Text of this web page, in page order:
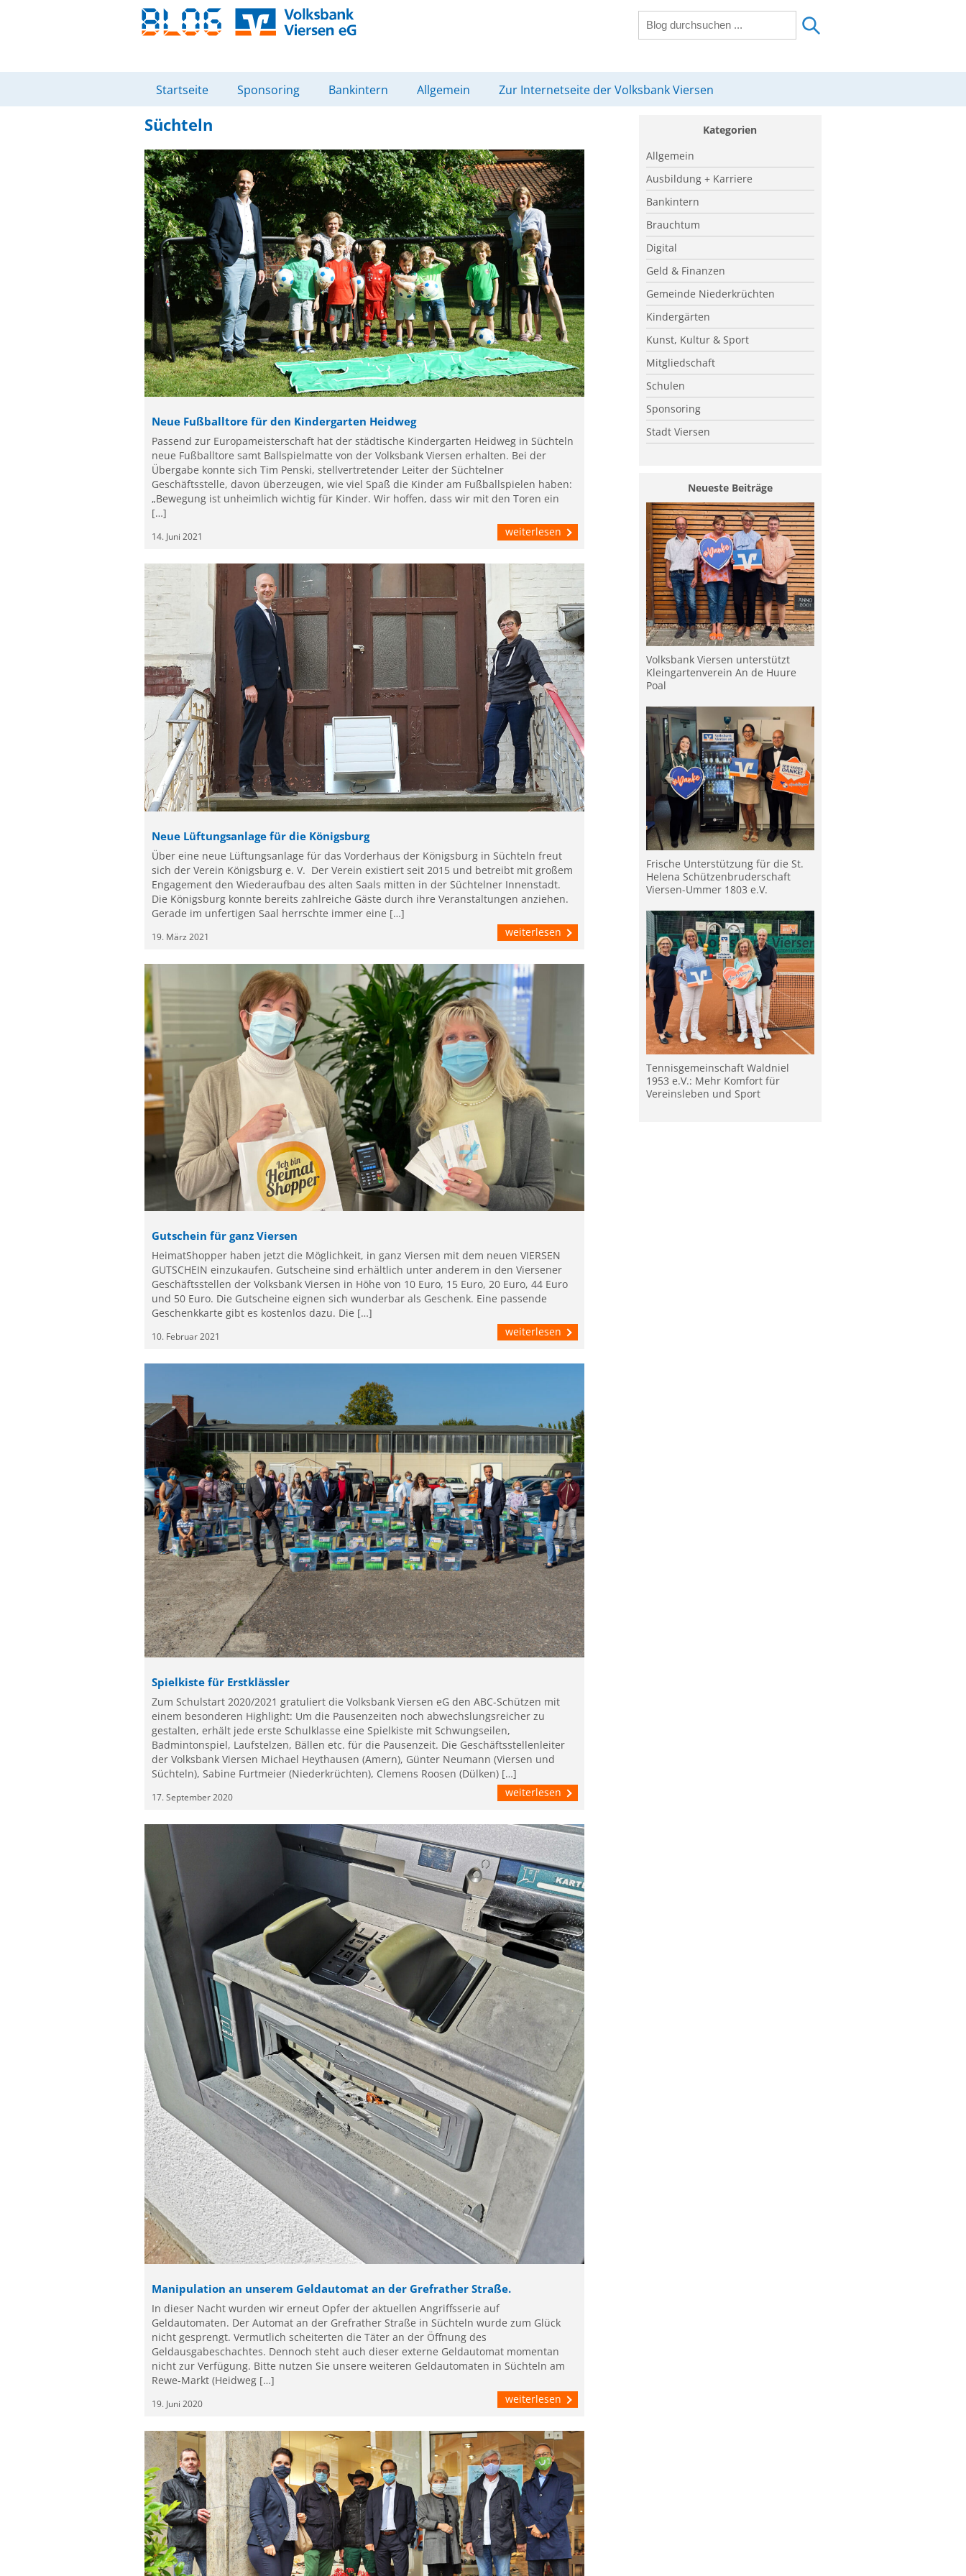
Startseite Sponsoring Bankintern Allgemein Zur Internetseite der Volksbank Viersen
Süchteln
Neue Fußballtore für den Kindergarten Heidweg
Passend zur Europameisterschaft hat der städtische Kindergarten Heidweg in Süchteln
neue Fußballtore samt Ballspielmatte von der Volksbank Viersen erhalten. Bei der
Übergabe konnte sich Tim Penski, stellvertretender Leiter der Süchtelner
Geschäftsstelle, davon überzeugen, wie viel Spaß die Kinder am Fußballspielen haben:
„Bewegung ist unheimlich wichtig für Kinder. Wir hoffen, dass wir mit den Toren ein
[…]
14. Juni 2021 weiterlesen
Neue Lüftungsanlage für die Königsburg
Über eine neue Lüftungsanlage für das Vorderhaus der Königsburg in Süchteln freut
sich der Verein Königsburg e. V. Der Verein existiert seit 2015 und betreibt mit großem
Engagement den Wiederaufbau des alten Saals mitten in der Süchtelner Innenstadt.
Die Königsburg konnte bereits zahlreiche Gäste durch ihre Veranstaltungen anziehen.
Gerade im unfertigen Saal herrschte immer eine […]
19. März 2021 weiterlesen
Gutschein für ganz Viersen
HeimatShopper haben jetzt die Möglichkeit, in ganz Viersen mit dem neuen VIERSEN
GUTSCHEIN einzukaufen. Gutscheine sind erhältlich unter anderem in den Viersener
Geschäftsstellen der Volksbank Viersen in Höhe von 10 Euro, 15 Euro, 20 Euro, 44 Euro
und 50 Euro. Die Gutscheine eignen sich wunderbar als Geschenk. Eine passende
Geschenkkarte gibt es kostenlos dazu. Die […]
10. Februar 2021 weiterlesen
Spielkiste für Erstklässler
Zum Schulstart 2020/2021 gratuliert die Volksbank Viersen eG den ABC-Schützen mit
einem besonderen Highlight: Um die Pausenzeiten noch abwechslungsreicher zu
gestalten, erhält jede erste Schulklasse eine Spielkiste mit Schwungseilen,
Badmintonspiel, Laufstelzen, Bällen etc. für die Pausenzeit. Die Geschäftsstellenleiter
der Volksbank Viersen Michael Heythausen (Amern), Günter Neumann (Viersen und
Süchteln), Sabine Furtmeier (Niederkrüchten), Clemens Roosen (Dülken) […]
17. September 2020 weiterlesen
Manipulation an unserem Geldautomat an der Grefrather Straße.
In dieser Nacht wurden wir erneut Opfer der aktuellen Angriffsserie auf
Geldautomaten. Der Automat an der Grefrather Straße in Süchteln wurde zum Glück
nicht gesprengt. Vermutlich scheiterten die Täter an der Öffnung des
Geldausgabeschachtes. Dennoch steht auch dieser externe Geldautomat momentan
nicht zur Verfügung. Bitte nutzen Sie unsere weiteren Geldautomaten in Süchteln am
Rewe-Markt (Heidweg […]
19. Juni 2020 weiterlesen
Kategorien
Allgemein
Ausbildung + Karriere
Bankintern
Brauchtum
Digital
Geld & Finanzen
Gemeinde Niederkrüchten
Kindergärten
Kunst, Kultur & Sport
Mitgliedschaft
Schulen
Sponsoring
Stadt Viersen
Neueste Beiträge
Volksbank Viersen unterstützt
Kleingartenverein An de Huure
Poal
Frische Unterstützung für die St.
Helena Schützenbruderschaft
Viersen-Ummer 1803 e.V.
Tennisgemeinschaft Waldniel
1953 e.V.: Mehr Komfort für
Vereinsleben und Sport